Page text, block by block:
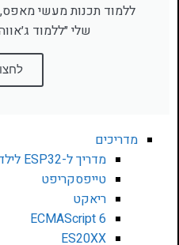
ללמוד תכנות מעשי
שלי ״ללמוד
מדריכים
מדריך ל-ESP32 לילדים ולהורים מאפס
טייפסקריפט
ריאקט
ECMAScript 6
ES20XX